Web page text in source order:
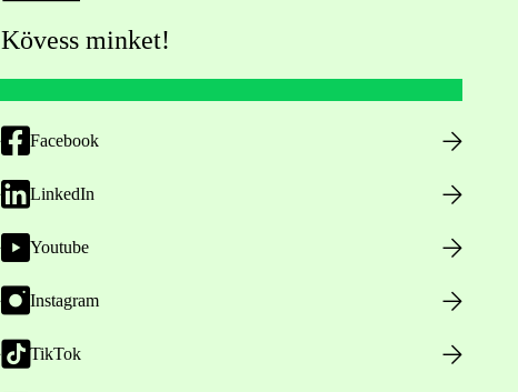
Kövess minket!
Facebook
LinkedIn
Youtube
Instagram
TikTok